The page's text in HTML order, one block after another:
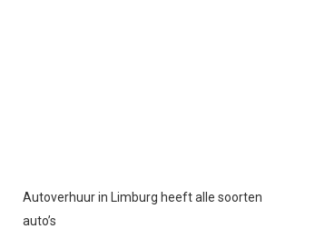
Autoverhuur in Limburg heeft alle soorten
auto’s